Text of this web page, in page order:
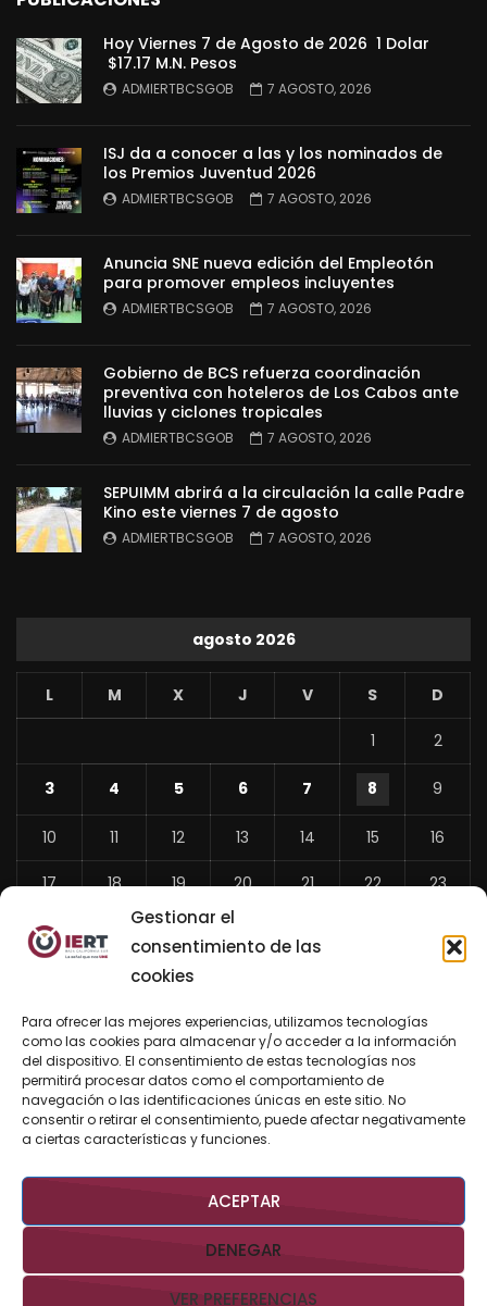
Gestionar el
consentimiento de las
cookies
Para ofrecer las mejores experiencias, utilizamos tecnologías
como las cookies para almacenar y/o acceder a la información
del dispositivo. El consentimiento de estas tecnologías nos
permitirá procesar datos como el comportamiento de
navegación o las identificaciones únicas en este sitio. No
consentir o retirar el consentimiento, puede afectar negativamente
a ciertas características y funciones.
ACEPTAR
DENEGAR
VER PREFERENCIAS
Hoy Viernes 7 de Agosto de 2026 1 Dolar
$17.17 M.N. Pesos
ADMIERTBCSGOB 7 AGOSTO, 2026
ISJ da a conocer a las y los nominados de
los Premios Juventud 2026
ADMIERTBCSGOB 7 AGOSTO, 2026
Anuncia SNE nueva edición del Empleotón
para promover empleos incluyentes
ADMIERTBCSGOB 7 AGOSTO, 2026
Gobierno de BCS refuerza coordinación
preventiva con hoteleros de Los Cabos ante
lluvias y ciclones tropicales
ADMIERTBCSGOB 7 AGOSTO, 2026
SEPUIMM abrirá a la circulación la calle Padre
Kino este viernes 7 de agosto
ADMIERTBCSGOB 7 AGOSTO, 2026
agosto 2026
L M X J V S D
1 2
3 4 5 6 7 8 9
10 11 12 13 14 15 16
17 18 19 20 21 22 23
24 26 27
«
Jul
BUSCAR AHORA